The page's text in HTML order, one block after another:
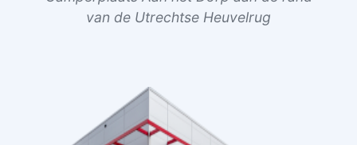
van de Utrechtse Heuvelrug